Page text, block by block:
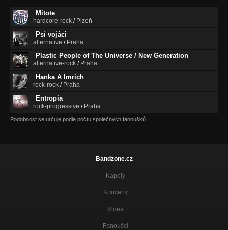
Mitote
hardcore-rock / Plzeň
Psí vojáci
alternative / Praha
Plastic People of The Universe / New Generation
alternative-rock / Praha
Hanka A Imrich
rock-rock / Praha
Entropia
rock-progressive / Praha
Podobnost se určuje podle počtu společných fanoušků.
Bandzone.cz
Kapely
Koncerty
Videa
Fanoušci